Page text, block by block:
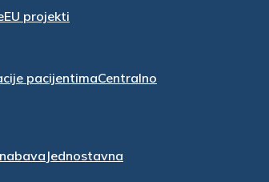
EU projekti
pacijentimaCentralno
Jednostavna